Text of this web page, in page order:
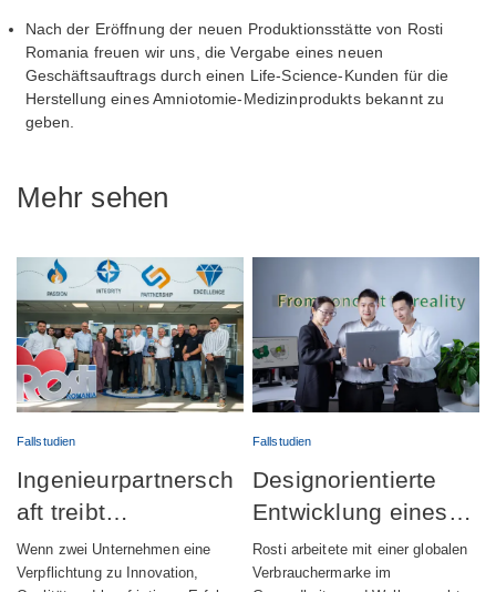
Nach der Eröffnung der neuen Produktionsstätte von Rosti
Romania freuen wir uns, die Vergabe eines neuen
Geschäftsauftrags durch einen Life-Science-Kunden für die
Herstellung eines Amniotomie-Medizinprodukts bekannt zu
geben.
Mehr sehen
Fallstudien
Ingenieurpartnersch
aft treibt
erfolgreichen Start
der Produktion
Wenn zwei Unternehmen eine
Verpflichtung zu Innovation,
Fallstudien
Designorientierte
Entwicklung eines
vollständig
integrierten
Rosti arbeitete mit einer globalen
Verbrauchermarke im